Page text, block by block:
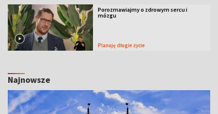
Porozmawiajmy o zdrowym sercu i
mózgu
Planuję długie życie
Najnowsze